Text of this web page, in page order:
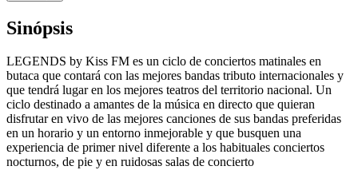
Sinópsis
LEGENDS by Kiss FM es un ciclo de conciertos matinales en
butaca que contará con las mejores bandas tributo internacionales y
que tendrá lugar en los mejores teatros del territorio nacional. Un
ciclo destinado a amantes de la música en directo que quieran
disfrutar en vivo de las mejores canciones de sus bandas preferidas
en un horario y un entorno inmejorable y que busquen una
experiencia de primer nivel diferente a los habituales conciertos
nocturnos, de pie y en ruidosas salas de concierto